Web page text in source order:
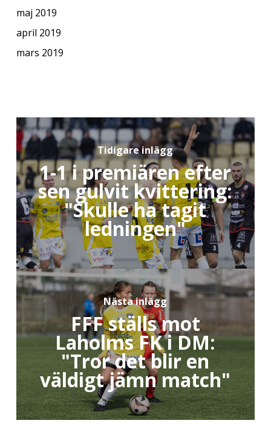
maj 2019
april 2019
mars 2019
Tidigare inlägg
1-1 i premiären efter
sen gulvit kvittering:
"Skulle ha tagit
ledningen"
Nästa inlägg
FFF ställs mot
Laholms FK i DM:
"Tror det blir en
väldigt jämn match"